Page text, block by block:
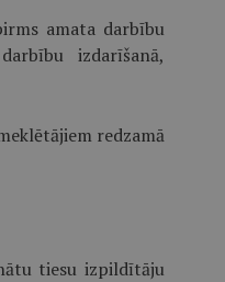
amata darbību
izdarīšanā,
redzamā
tiesu izpildītāju